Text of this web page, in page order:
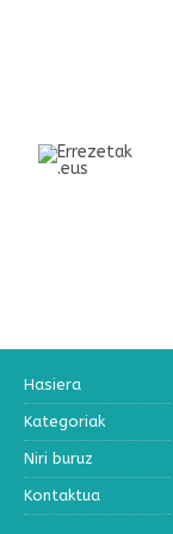
Hasiera
Kategoriak
Niri buruz
Kontaktua